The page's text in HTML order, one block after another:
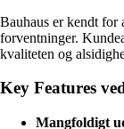
Bauhaus er kendt for
forventninger.
kvaliteten og
Key Features
Mangfoldigt